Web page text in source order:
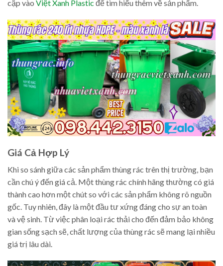
cập vào Việt Xanh Plastic để tìm hiểu thêm về sản phẩm.
Giá Cả Hợp Lý
Khi so sánh giữa các sản phẩm thùng rác trên thị trường, bạn
cần chú ý đến giá cả. Một thùng rác chính hãng thường có giá
thành cao hơn một chút so với các sản phẩm không rõ nguồn
gốc. Tuy nhiên, đây là một đầu tư xứng đáng cho sự an toàn
và vệ sinh. Từ việc phân loại rác thải cho đến đảm bảo không
gian sống sạch sẽ, chất lượng của thùng rác sẽ mang lại nhiều
giá trị lâu dài.